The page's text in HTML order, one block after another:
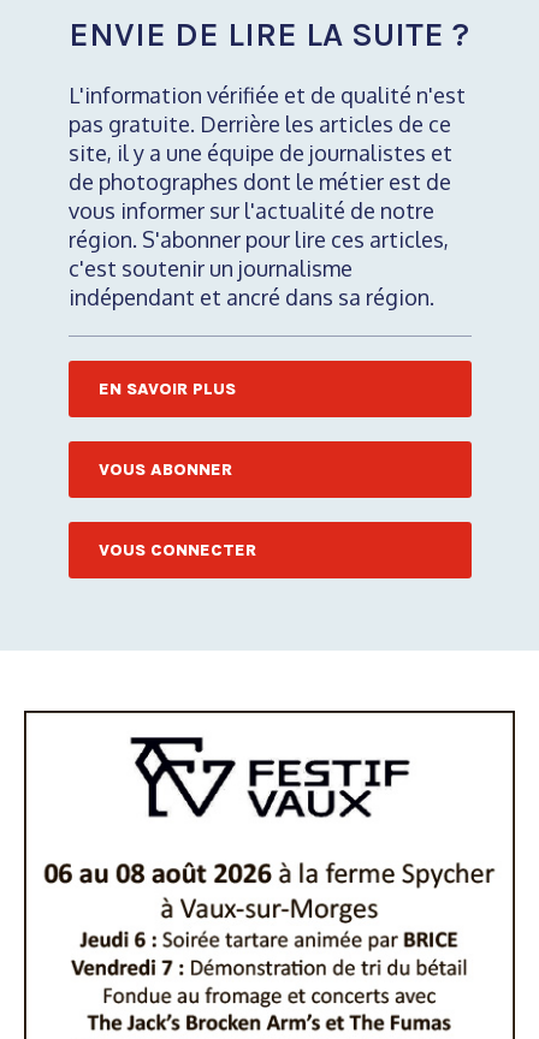
ENVIE DE LIRE LA SUITE ?
L'information vérifiée et de qualité n'est
pas gratuite. Derrière les articles de ce
site, il y a une équipe de journalistes et
de photographes dont le métier est de
vous informer sur l'actualité de notre
région. S'abonner pour lire ces articles,
c'est soutenir un journalisme
indépendant et ancré dans sa région.
EN SAVOIR PLUS
VOUS ABONNER
VOUS CONNECTER